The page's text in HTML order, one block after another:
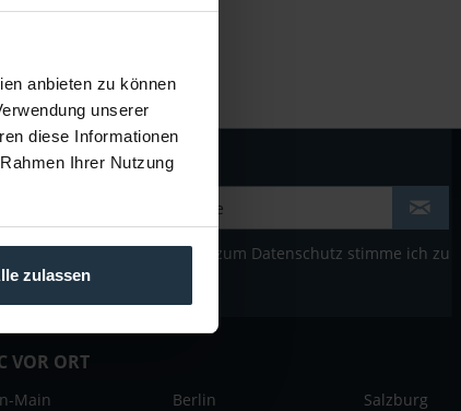
anbieten zu können
unserer
diese Informationen
Ihrer Nutzung
zulassen
Der Bestimmung zum Datenschutz stimme ich zu
VOR ORT
Main
Berlin
Salzburg